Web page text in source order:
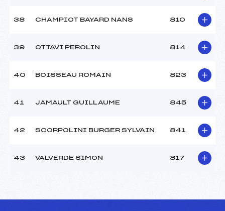
38 CHAMPIOT BAYARD NANS 810
39 OTTAVI PEROLIN 814
40 BOISSEAU ROMAIN 823
41 JAMAULT GUILLAUME 845
42 SCORPOLINI BURGER SYLVAIN 841
43 VALVERDE SIMON 817